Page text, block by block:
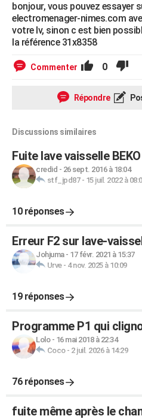
bonjour, vous pouvez essayer
electromenager-nimes.com
votre lv, sinon c est bien
la référence 31x8358
Commenter 0
Répondre
Discussions similaires
Fuite lave vaisselle BEKO
credid - 26 sept. 2016 à 18:04
stf_jpd87- 15 juil. 2022 à
10 réponses
Erreur F2 sur lave-
Johjuma- 17 févr. 2021 à 15:37
Urve- 4 nov. 2025 à 10:09
19 réponses
Programme P1 qui
Lolo- 16 mai 2018 à 22:34
Coco- 2 juil. 2026 à 14:29
76 réponses
fuite même après le